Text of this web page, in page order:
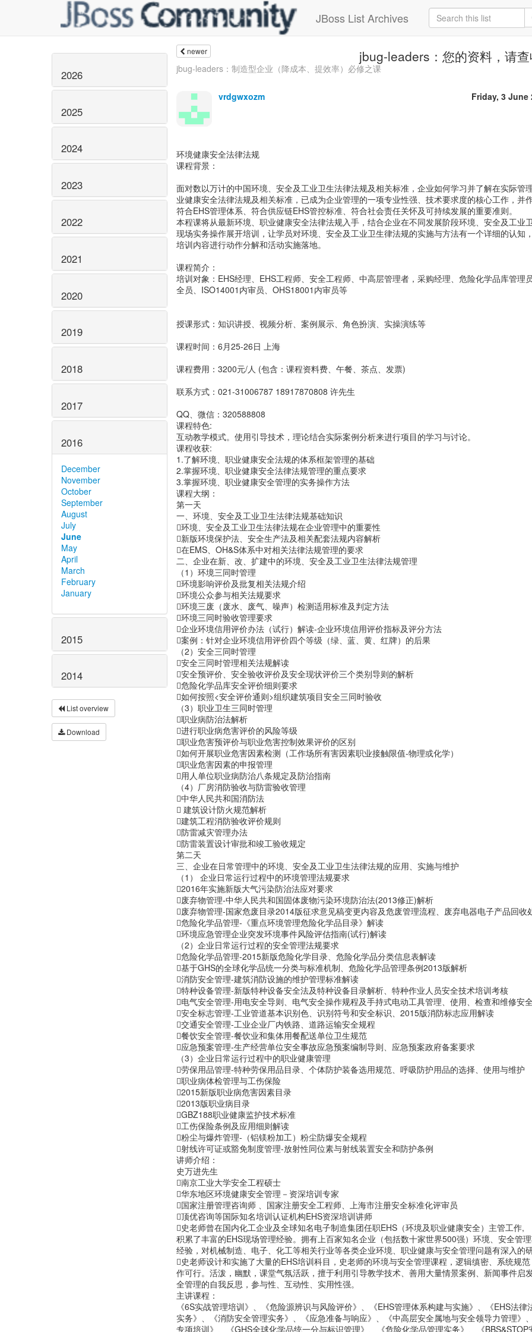
JBoss List Archives
2026
2025
2024
2023
2022
2021
2020
2019
2018
2017
2016
December
November
October
September
August
July
June
May
April
March
February
January
2015
2014
List overview
Download
newer jbug-leaders：您的资料，请查
jbug-leaders：制造型企业（降成本、提效率）必修之课
vrdgwxozm Friday, 3 June
环境健康安全法律法规
课程背景：
面对数以万计的中国环境、安全及工业卫生法律法规及相关标准，企业如何学习并了解在实际管
业健康安全法律法规及相关标准，已成为企业管理的一项专业性强、技术要求度的核心工作，并
符合EHS管理体系、符合供应链EHS管控标准、符合社会责任关怀及可持续发展的重要准则。
本程课将从最新环境、职业健康安全法律法规入手，结合企业在不同发展阶段环境、安全及工业卫
现场实务操作展开培训，让学员对环境、安全及工业卫生律法规的实施与方法有一个详细的认知
培训内容进行动作分解和活动实施落地。
课程简介：
培训对象：EHS经理、EHS工程师、安全工程师、中高层管理者，采购经理、危险化学品库管理
全员、ISO14001内审员、OHS18001内审员等
授课形式：知识讲授、视频分析、案例展示、角色扮演、实操演练等
课程时间：6月25-26日 上海
课程费用：3200元/人 (包含：课程资料费、午餐、茶点、发票)
联系方式：021-31006787 18917870808 许先生
QQ、微信：320588808
课程特色:
互动教学模式。使用引导技术，理论结合实际案例分析来进行项目的学习与讨论。
课程收获:
1.了解环境、职业健康安全法规的体系框架管理的基础
2.掌握环境、职业健康安全法律法规管理的重点要求
3.掌握环境、职业健康安全管理的实务操作方法
课程大纲：
第一天
一、环境、安全及工业卫生法律法规基础知识
环境、安全及工业卫生法律法规在企业管理中的重要性
新版环境保护法、安全生产法及相关配套法规内容解析
在EMS、OH&S体系中对相关法律法规管理的要求
二、企业在新、改、扩建中的环境、安全及工业卫生法律法规管理
（1）环境三同时管理
环境影响评价及批复相关法规介绍
环境公众参与相关法规要求
环境三废（废水、废气、噪声）检测适用标准及判定方法
环境三同时验收管理要求
企业环境信用评价办法（试行）解读-企业环境信用评价指标及评分方法
案例：针对企业环境信用评价四个等级（绿、蓝、黄、红牌）的后果
（2）安全三同时管理
安全三同时管理相关法规解读
安全预评价、安全验收评价及安全现状评价三个类别导则的解析
危险化学品库安全评价细则要求
如何按照<安全评价通则>组织建筑项目安全三同时验收
（3）职业卫生三同时管理
职业病防治法解析
进行职业病危害评价的风险等级
职业危害预评价与职业危害控制效果评价的区别
如何开展职业危害因素检测（工作场所有害因素职业接触限值-物理或化学）
职业危害因素的申报管理
用人单位职业病防治八条规定及防治指南
（4）厂房消防验收与防雷验收管理
中华人民共和国消防法
 建筑设计防火规范解析
建筑工程消防验收评价规则
防雷减灾管理办法
防雷装置设计审批和竣工验收规定
第二天
三、企业在日常管理中的环境、安全及工业卫生法律法规的应用、实施与维护
（1） 企业日常运行过程中的环境管理法规要求
2016年实施新版大气污染防治法应对要求
废弃物管理-中华人民共和国固体废物污染环境防治法(2013修正)解析
废弃物管理-国家危废目录2014版征求意见稿变更内容及危废管理流程、废弃电器电子产品回收
危险化学品管理-《重点环境管理危险化学品目录》解读
环境应急管理企业突发环境事件风险评估指南(试行)解读
（2）企业日常运行过程的安全管理法规要求
危险化学品管理-2015新版危险化学目录、危险化学品分类信息表解读
基于GHS的全球化学品统一分类与标准机制、危险化学品管理条例2013版解析
消防安全管理-建筑消防设施的维护管理标准解读
特种设备管理-新版特种设备安全法及特种设备目录解析、特种作业人员安全技术培训考核
电气安全管理-用电安全导则、电气安全操作规程及手持式电动工具管理、使用、检查和维修安
安全标志管理-工业管道基本识别色、识别符号和安全标识、2015版消防标志应用解读
交通安全管理-工业企业厂内铁路、道路运输安全规程
餐饮安全管理-餐饮业和集体用餐配送单位卫生规范
应急预案管理-生产经营单位安全事故应急预案编制导则、应急预案政府备案要求
（3）企业日常运行过程中的职业健康管理
劳保用品管理-特种劳保用品目录、个体防护装备选用规范、呼吸防护用品的选择、使用与维护
职业病体检管理与工伤保险
2015新版职业病危害因素目录
2013版职业病目录
GBZ188职业健康监护技术标准
工伤保险条例及应用细则解读
粉尘与爆炸管理-（铝镁粉加工）粉尘防爆安全规程
射线许可证或豁免制度管理-放射性同位素与射线装置安全和防护条例
讲师介绍：
史万进先生
南京工业大学安全工程硕士
华东地区环境健康安全管理－资深培训专家
国家注册管理咨询师 、国家注册安全工程师、上海市注册安全标准化评审员
顶优咨询等国际知名培训认证机构EHS资深培训讲师
史老师曾在国内化工企业及全球知名电子制造集团任职EHS（环境及职业健康安全）主管工作,
积累了丰富的EHS现场管理经验。拥有上百家知名企业（包括数十家世界500强）环境、安全管
经验，对机械制造、电子、化工等相关行业等各类企业环境、职业健康与安全管理问题有深入的研
史老师设计和实施了大量的EHS培训科目，史老师的环境与安全管理课程，逻辑缜密、系统规
作可行。活泼，幽默，课堂气氛活跃，擅于利用引导教学技术、善用大量情景案例、新闻事件启
全管理的自我反思，参与性、互动性、实用性强。
主讲课程：
《6S实战管理培训》、《危险源辨识与风险评价》、《EHS管理体系构建与实施》、《EHS法律
实务》、《消防安全管理实务》、《应急准备与响应》、《中高层安全属地与安全领导力管理》
专项培训》、《GHS全球化学品统一分与标识管理》、《危险化学品管理实务》、《BBS&STOP